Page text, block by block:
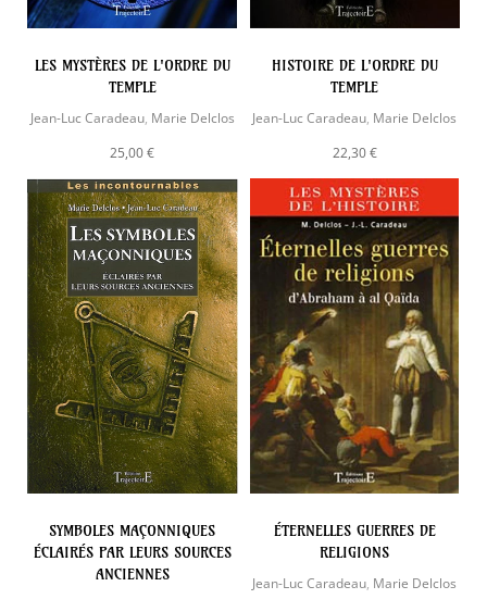
LES MYSTÈRES DE L'ORDRE DU
TEMPLE
Jean-Luc Caradeau, Marie Delclos
25,00 €
HISTOIRE DE L'ORDRE DU
TEMPLE
Jean-Luc Caradeau Marie Delclos
22,30 €
SYMBOLES MAÇONNIQUES
ÉCLAIRÉS PAR LEURS SOURCES
ANCIENNES
ÉTERNELLES GUERRES DE
RELIGIONS
Jean-Luc Caradeau Marie Delclos